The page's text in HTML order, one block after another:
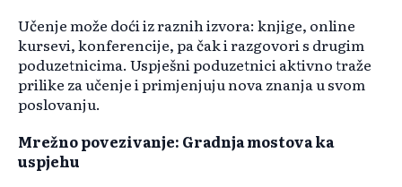
Učenje može doći iz raznih izvora: knjige, online
kursevi, konferencije, pa čak i razgovori s drugim
poduzetnicima. Uspješni poduzetnici aktivno traže
prilike za učenje i primjenjuju nova znanja u svom
poslovanju.
Mrežno povezivanje: Gradnja mostova ka
uspjehu